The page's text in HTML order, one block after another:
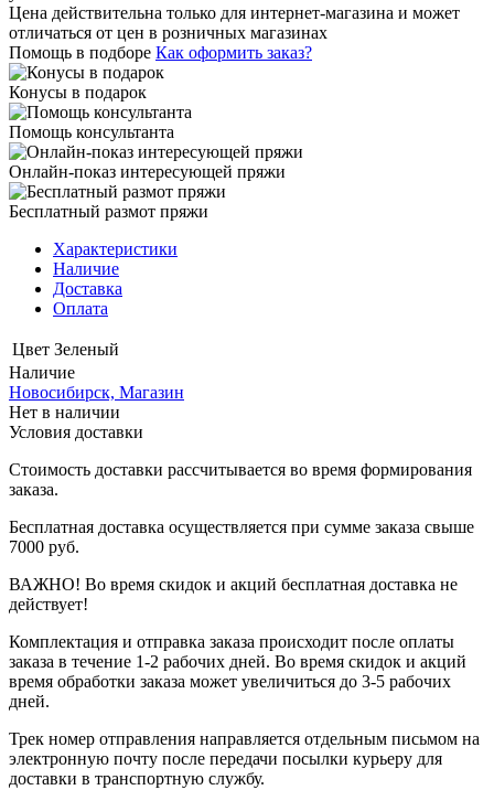
Цена действительна только для интернет-магазина и может
отличаться от цен в розничных магазинах
Помощь в подборе Как оформить заказ?
Конусы в подарок
Помощь консультанта
Онлайн-показ интересующей пряжи
Бесплатный размот пряжи
Характеристики
Наличие
Доставка
Оплата
Цвет Зеленый
Наличие
Новосибирск, Магазин
Нет в наличии
Условия доставки
Стоимость доставки рассчитывается во время формирования
заказа.
Бесплатная доставка осуществляется при сумме заказа свыше
7000 руб.
ВАЖНО! Во время скидок и акций бесплатная доставка не
действует!
Комплектация и отправка заказа происходит после оплаты
заказа в течение 1-2 рабочих дней. Во время скидок и акций
время обработки заказа может увеличиться до 3-5 рабочих
дней.
Трек номер отправления направляется отдельным письмом на
электронную почту после передачи посылки курьеру для
доставки в транспортную службу.